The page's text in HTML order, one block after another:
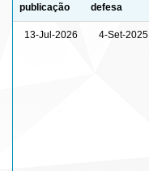
publicação
defesa
13-Jul-2026 4-Set-2025